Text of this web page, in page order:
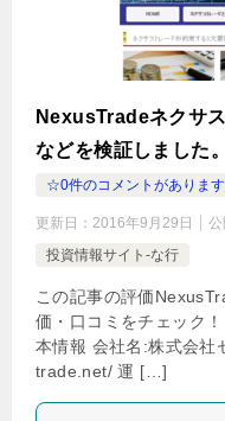
NexusTradeネクサ
などを検証しました。
☆0件のコメントがあります
更新日： 2016年9月29日 公
投資情報サイト-な行
この記事の評価
価・口コミをチェック
本情報 会社名:株式会
trade.net/ 運 […]